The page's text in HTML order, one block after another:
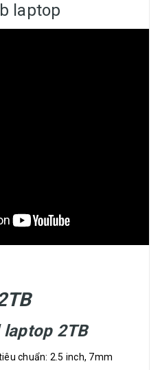
laptop
laptop 2TB
chuẩn: 2.5 inch, 7mm